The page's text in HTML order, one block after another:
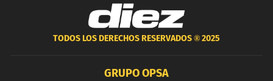
TODOS LOS DERECHOS RESERVADOS ®2025
GRUPO OPSA